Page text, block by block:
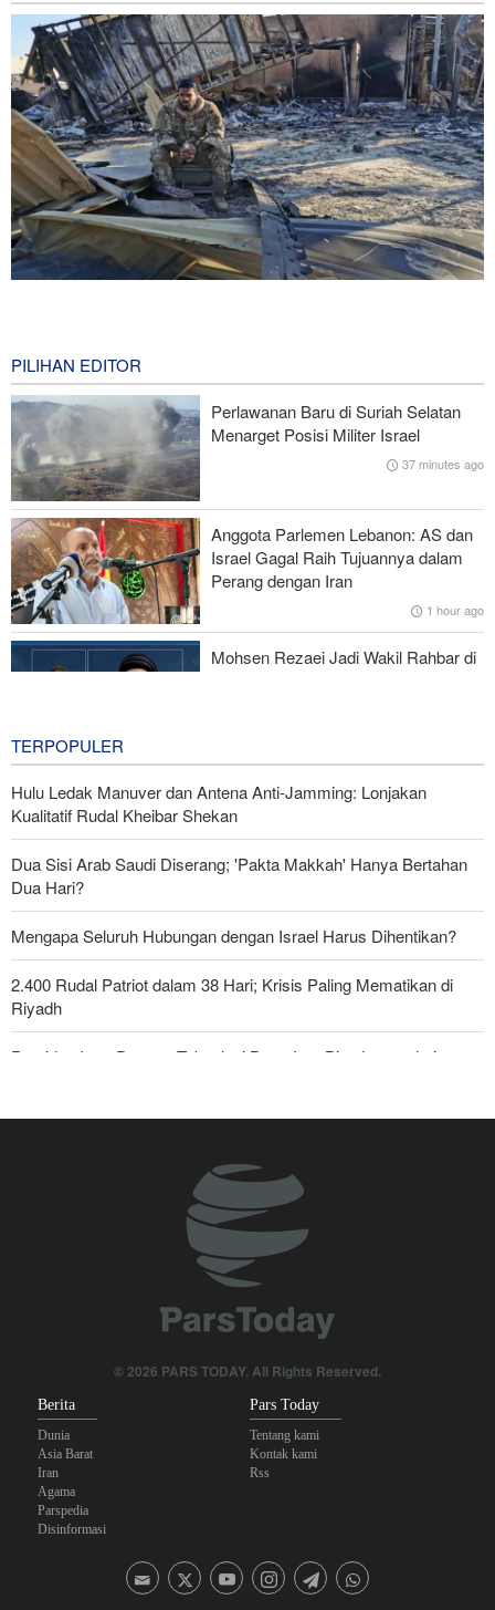
Mantan Menhan AS: Posisi Iran Unggul dalam Perang !
Presiden Pezeshkian Bertemu dan Berdialog dengan Rahbar
Perundingan antara Pemerintah Lebanon dan Rezim Zionis Buntu
Dampak Ketidakpastian di Selat Hormuz, Harga Minyak Dunia
Naik
PILIHAN EDITOR
Perlawanan Baru di Suriah Selatan
Menarget Posisi Militer Israel
37 minutes ago
Anggota Parlemen Lebanon: AS dan
Israel Gagal Raih Tujuannya dalam
Perang dengan Iran
1 hour ago
Mohsen Rezaei Jadi Wakil Rahbar di
TERPOPULER
Hulu Ledak Manuver dan Antena Anti-Jamming: Lonjakan
Kualitatif Rudal Kheibar Shekan
Dua Sisi Arab Saudi Diserang; 'Pakta Makkah' Hanya Bertahan
Dua Hari?
Mengapa Seluruh Hubungan dengan Israel Harus Dihentikan?
2.400 Rudal Patriot dalam 38 Hari; Krisis Paling Mematikan di
Riyadh
Presiden Iran: Dengan Teknologi Baru, Iran Bisa Lepas dari
Pasukan Reaksi Cepat dan Pasukan Khusus AD Artesh: Garda
Terdepan Keamanan Perbatasan Iran
Bantuan Obat-obatan dari 11 Negara untuk Iran di Masa Perang
Sendiri dan Jalin Persaudaraan Sejati
Yahya Saree: Operasi Khusus di Al-Mokha—Puluhan Pasukan
© 2026 PARS TODAY. All Rights Reserved.
Berita
Dunia
Asia Barat
Iran
Agama
Parspedia
Disinformasi
Pars Today
Tentang kami
Kontak kami
Rss